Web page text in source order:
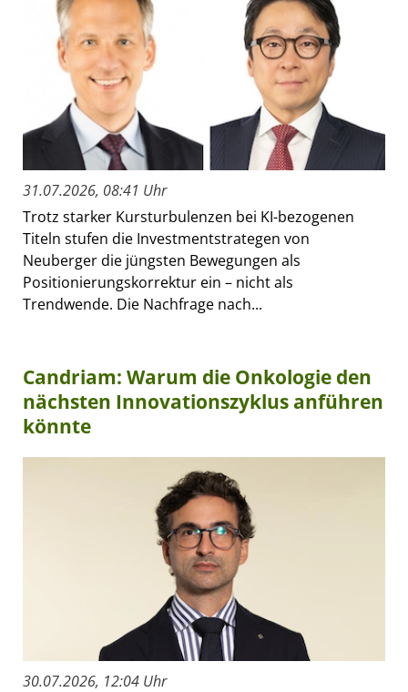
31.07.2026, 08:41 Uhr
Trotz starker Kursturbulenzen bei KI-bezogenen
Titeln stufen die Investmentstrategen von
Neuberger die jüngsten Bewegungen als
Positionierungskorrektur ein – nicht als
Trendwende. Die Nachfrage nach...
Candriam: Warum die Onkologie den
nächsten Innovationszyklus anführen
könnte
30.07.2026, 12:04 Uhr